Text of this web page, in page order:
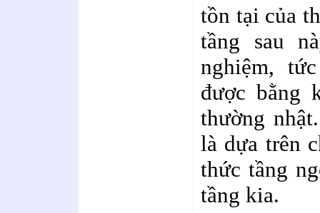
tồn tại của
tầng sau
nghiệm,
được bằng
thường
là dựa trên
thức tầng
tầng kia.